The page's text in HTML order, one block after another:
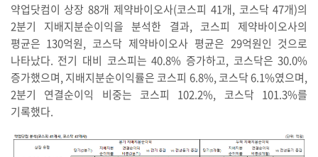
약업닷컴이 상장 88개 제약바이오사(코스피 41개, 코스닥 47개)의
2분기 지배지분순이익을 분석한 결과, 코스피 제약바이오사의
평균은 130억원, 코스닥 제약바이오사 평균은 29억원인 것으로
나타났다. 전기 대비 코스피는 40.8% 증가하고, 코스닥은 30.0%
증가했으며, 지배지분순이익률은 코스피 6.8%, 코스닥 6.1%였으며,
2분기 연결순이익 비중는 코스피 102.2%, 코스닥 101.3%를
기록했다.